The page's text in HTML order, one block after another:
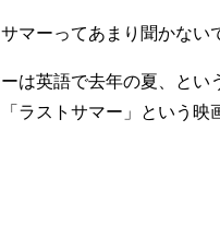
マーってあまり聞かない
は英語で去年の夏、とい
ラストサマー」という映